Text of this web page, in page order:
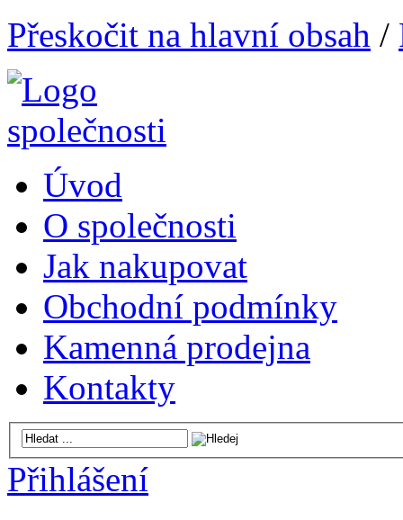
Přeskočit na hlavní obsah /
Úvod
O společnosti
Jak nakupovat
Obchodní podmínky
Kamenná prodejna
Kontakty
Přihlášení